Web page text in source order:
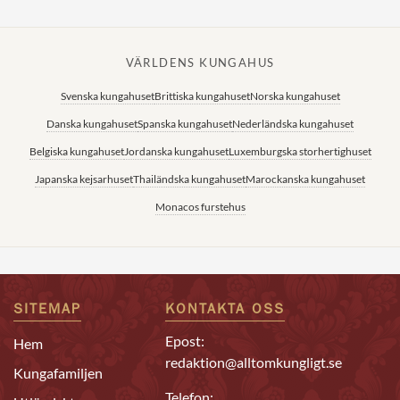
VÄRLDENS KUNGAHUS
Svenska kungahusetBrittiska kungahusetNorska kungahuset
Danska kungahusetSpanska kungahusetNederländska kungahuset
Belgiska kungahusetJordanska kungahusetLuxemburgska storhertighuset
Japanska kejsarhusetThailändska kungahusetMarockanska kungahuset
Monacos furstehus
SITEMAP
Hem
Kungafamiljen
KONTAKTA OSS
Epost:
redaktion@alltomkungligt.se